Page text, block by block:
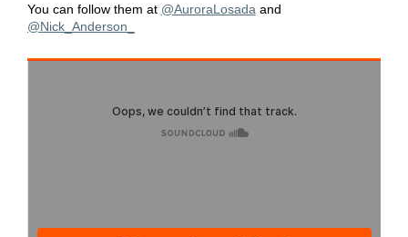
You can follow them at @AuroraLosada and
@Nick_Anderson_